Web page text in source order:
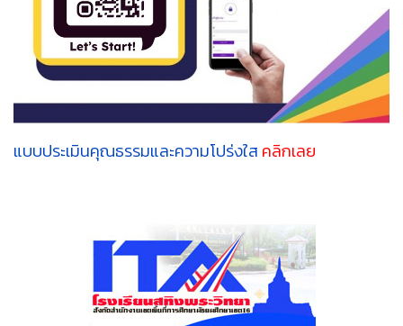
แบบประเมินคุณธรรมและความโปร่งใส คลิกเลย